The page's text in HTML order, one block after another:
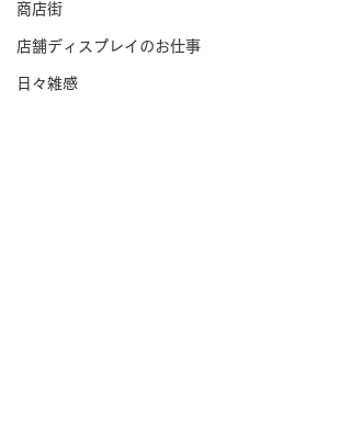
商店街
店舗ディスプレイのお仕事
日々雑感